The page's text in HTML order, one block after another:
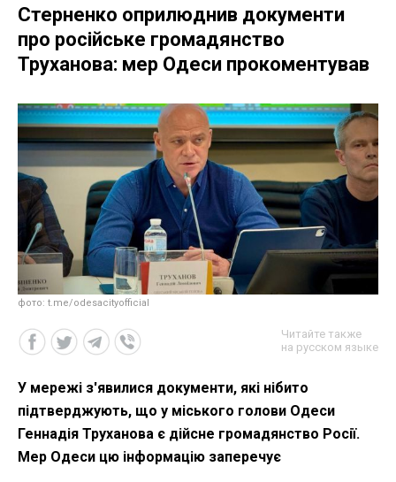
Стерненко оприлюднив документи
про російське громадянство
Труханова: мер Одеси прокоментував
фото: t.me/odesacityofficial
Читайте также
на русском языке
У мережі з'явилися документи, які нібито
підтверджують, що у міського голови Одеси
Геннадія Труханова є дійсне громадянство Росії.
Мер Одеси цю інформацію заперечує